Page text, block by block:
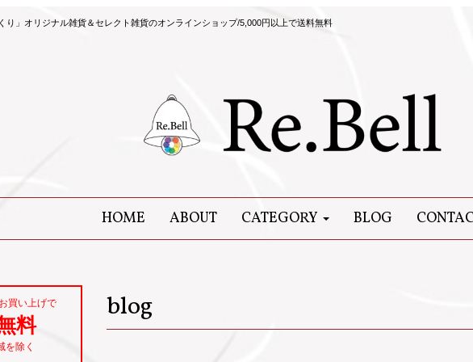
り」オリジナル雑貨＆セレクト雑貨のオンラインショップ/5,000円以上で送料無料
HOME ABOUT CATEGORY BLOG
blog
買い上げで
料
を除く